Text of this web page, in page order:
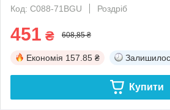
Код: C088-71BGU
Роздріб
451 ₴ 608,85 ₴
Економія 157.85 ₴
Купити